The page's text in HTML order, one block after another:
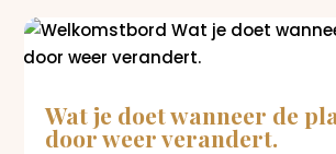
Wat je doet wanneer de
door weer verandert.